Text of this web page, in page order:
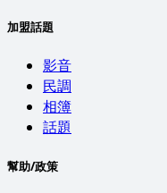
加盟話題
影音
民調
相簿
話題
幫助/政策